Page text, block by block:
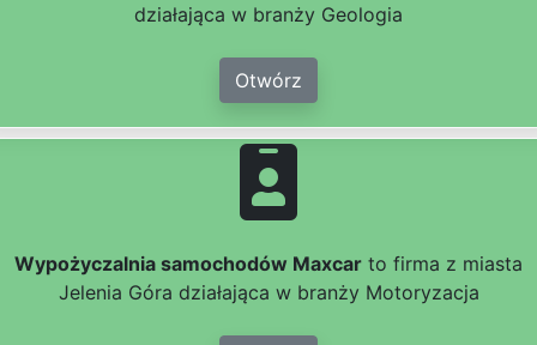
działająca w branży Geologia
Otwórz
Wypożyczalnia samochodów Maxcar to firma z miasta
Jelenia Góra działająca w branży Motoryzacja